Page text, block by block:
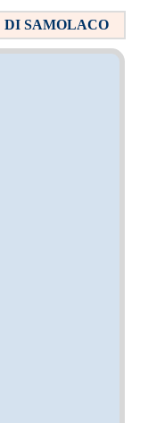
DI SAMOLACO